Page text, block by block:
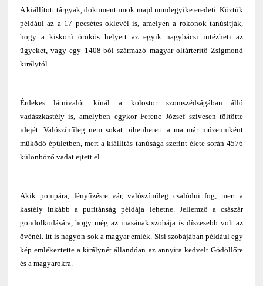
A kiállított tárgyak, dokumentumok majd mindegyike eredeti. Köztük
például az a 17 pecsétes oklevél is, amelyen a rokonok tanúsítják,
hogy a kiskorú örökös helyett az egyik nagybácsi intézheti az
ügyeket, vagy egy 1408-ból származó magyar oltárterítő Zsigmond
királytól.
Érdekes látnivalót kínál a kolostor szomszédságában álló
vadászkastély is, amelyben egykor Ferenc József szívesen töltötte
idejét. Valószínűleg nem sokat pihenhetett a ma már múzeumként
működő épületben, mert a kiállítás tanúsága szerint élete során 4576
különböző vadat ejtett el.
Akik pompára, fényűzésre vár, valószínűleg csalódni fog, mert a
kastély inkább a puritánság példája lehetne. Jellemző a császár
gondolkodására, hogy még az inasának szobája is díszesebb volt az
övénél. Itt is nagyon sok a magyar emlék. Sisi szobájában például egy
kép emlékeztette a királynét állandóan az annyira kedvelt Gödöllőre
és a magyarokra.